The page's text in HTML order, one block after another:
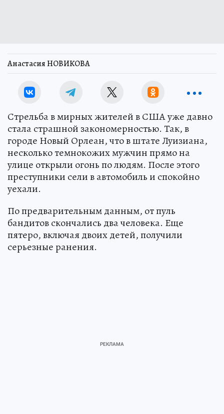
Анастасия НОВИКОВА
Стрельба в мирных жителей в США уже давно
стала страшной закономерностью. Так, в
городе Новый Орлеан, что в штате Луизиана,
несколько темнокожих мужчин прямо на
улице открыли огонь по людям. После этого
преступники сели в автомобиль и спокойно
уехали.
По предварительным данным, от пуль
бандитов скончались два человека. Еще
пятеро, включая двоих детей, получили
серьезные ранения.